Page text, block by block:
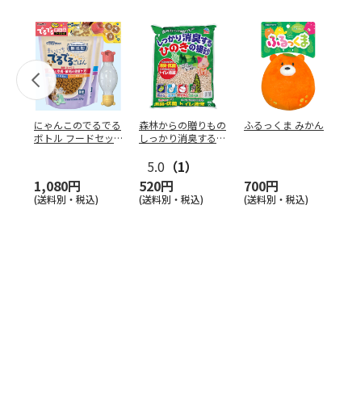
にゃんこのでるでる
ボトル フードセッ
1,080円
(送料別・税込)
森林からの贈りもの
しっかり消臭するひ
5.0 （1）
520円
(送料別・税込)
ふるっくま みかん
700円
(送料別・税込)